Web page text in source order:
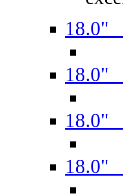
18.0"
18.0"
18.0"
18.0"